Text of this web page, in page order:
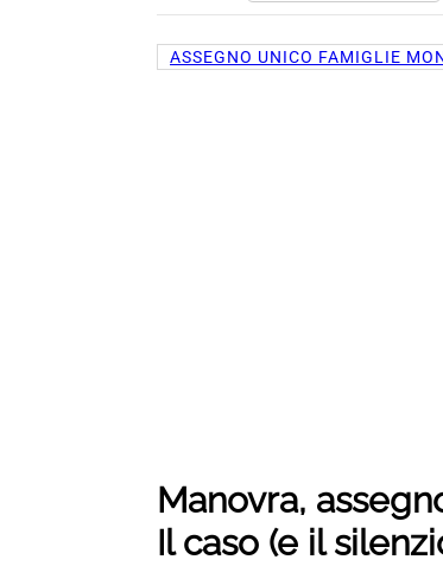
ASSEGNO UNICO FAMIGLIE
Manovra,
Il caso (e il